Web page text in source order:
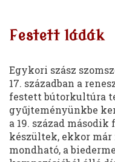
Festett ládák
Egykori szász
17. században a
festett bútorkultúra
gyűjteményünkbe
a 19. század második
készültek, ekkor már
mondható, a